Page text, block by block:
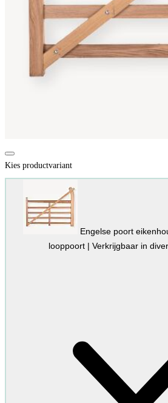
Kies productvariant
Engelse poort
looppoort | Verkrijgbaar in